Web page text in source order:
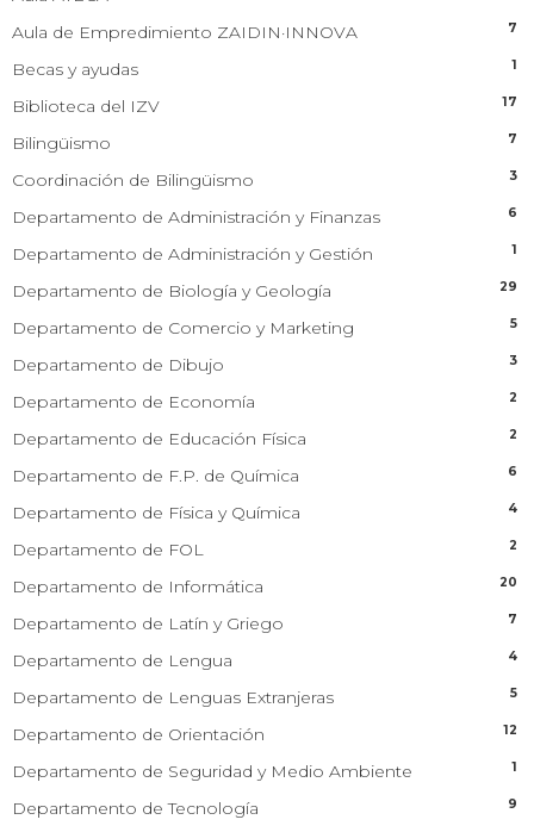
Aula de Empredimiento ZAIDIN·INNOVA
7
Becas y ayudas 1
Biblioteca del IZV 17
Bilingüismo 7
Coordinación de Bilingüismo 3
Departamento de Administración y Finanzas 6
Departamento de Administración y Gestión 1
Departamento de Biología y Geología 29
Departamento de Comercio y Marketing 5
Departamento de Dibujo 3
Departamento de Economía 2
Departamento de Educación Física 2
Departamento de F.P. de Química 6
Departamento de Física y Química 4
Departamento de FOL 2
Departamento de Informática 20
Departamento de Latín y Griego 7
Departamento de Lengua 4
Departamento de Lenguas Extranjeras 5
Departamento de Orientación 12
Departamento de Seguridad y Medio Ambiente 1
Departamento de Tecnología 9